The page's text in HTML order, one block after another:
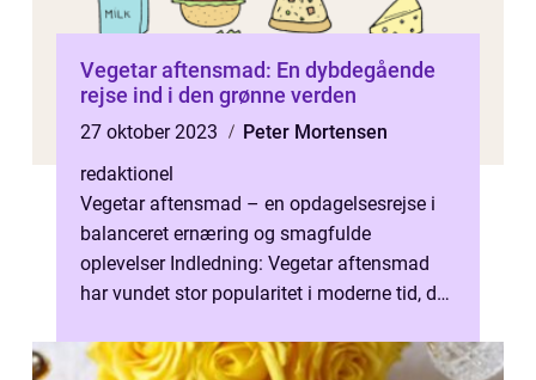
Vegetar aftensmad: En dybdegående
rejse ind i den grønne verden
27 oktober 2023
Peter Mortensen
redaktionel
Vegetar aftensmad – en opdagelsesrejse i
balanceret ernæring og smagfulde
oplevelser Indledning: Vegetar aftensmad
har vundet stor popularitet i moderne tid, da